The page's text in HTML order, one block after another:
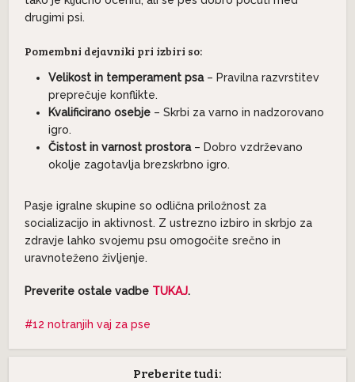
drugimi psi.
Pomembni dejavniki pri izbiri so:
Velikost in temperament psa– Pravilna razvrstitev
preprečuje konflikte.
Kvalificirano osebje – Skrbi za varno in nadzorovano
igro.
Čistost in varnost prostora– Dobro vzdrževano
okolje zagotavlja brezskrbno igro.
Pasje igralne skupine so odlična priložnost za
socializacijo in aktivnost. Z ustrezno izbiro in skrbjo za
zdravje lahko svojemu psu omogočite srečno in
uravnoteženo življenje.
Preverite ostale vadbe TUKAJ.
12 notranjih vaj za pse
Preberite tudi: